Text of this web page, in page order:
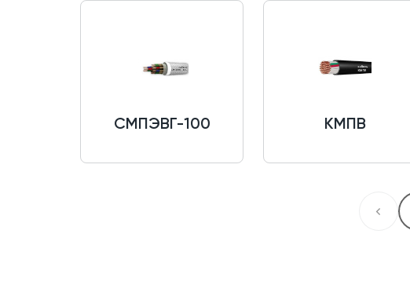
СМПЭВГ-100 КМПВ